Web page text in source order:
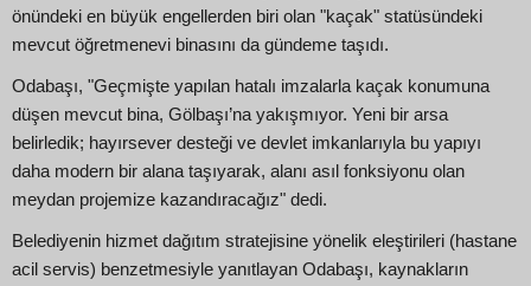
önündeki en büyük engellerden biri olan "kaçak" statüsündeki
mevcut öğretmenevi binasını da gündeme taşıdı.
Odabaşı, "Geçmişte yapılan hatalı imzalarla kaçak konumuna
düşen mevcut bina, Gölbaşı’na yakışmıyor. Yeni bir arsa
belirledik; hayırsever desteği ve devlet imkanlarıyla bu yapıyı
daha modern bir alana taşıyarak, alanı asıl fonksiyonu olan
meydan projemize kazandıracağız" dedi.
Belediyenin hizmet dağıtım stratejisine yönelik eleştirileri (hastane
acil servis) benzetmesiyle yanıtlayan Odabaşı, kaynakların